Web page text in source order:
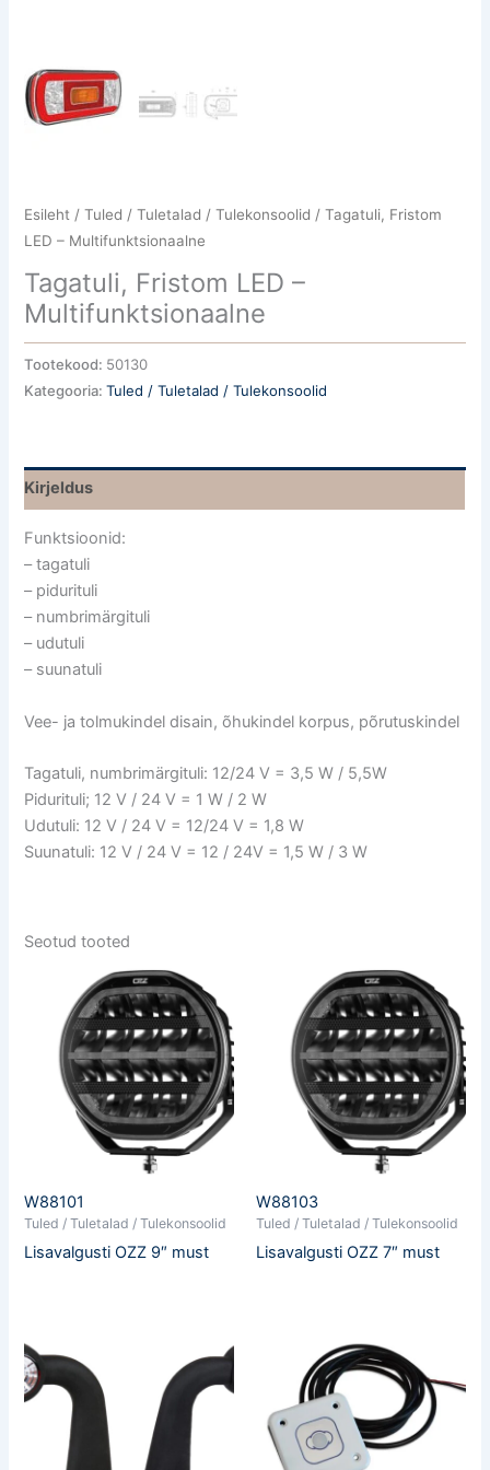
Esileht /Tuled / Tuletalad / Tulekonsoolid / Tagatuli, Fristom
LED – Multifunktsionaalne
Tagatuli, Fristom LED –
Multifunktsionaalne
Tootekood: 50130
Kategooria:Tuled / Tuletalad / Tulekonsoolid
Kirjeldus
Funktsioonid:
– tagatuli
– pidurituli
– numbrimärgituli
– udutuli
– suunatuli
Vee- ja tolmukindel disain, õhukindel korpus, põrutuskindel
Tagatuli, numbrimärgituli: 12/24 V = 3,5 W / 5,5W
Pidurituli; 12 V / 24 V = 1 W / 2 W
Udutuli: 12 V / 24 V = 12/24 V = 1,8 W
Suunatuli: 12 V / 24 V = 12 / 24V = 1,5 W / 3 W
Seotud tooted
W88101
Tuled / Tuletalad / Tulekonsoolid
Lisavalgusti OZZ 9″ must
W88103
Tuled / Tuletalad / Tulekonsoolid
Lisavalgusti OZZ 7″ must